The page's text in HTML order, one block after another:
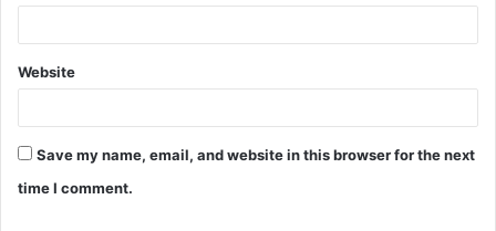
Website
Save my name, email, and website in this browser for the next
time I comment.